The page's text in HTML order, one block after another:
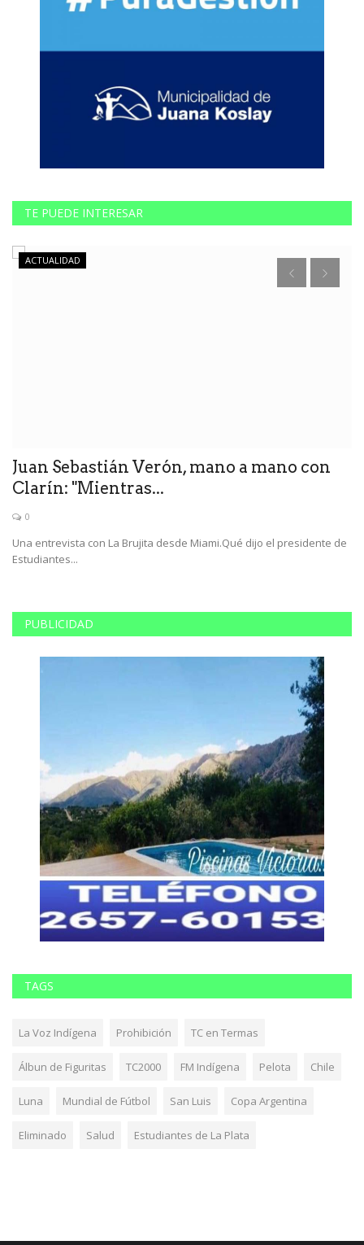
TE PUEDE INTERESAR
ACTUALIDAD
Juan Sebastián Verón, mano a mano con
Clarín: "Mientras...
0
Una entrevista con La Brujita desde Miami.Qué dijo el presidente de
Estudiantes...
PUBLICIDAD
TAGS
La Voz Indígena Prohibición TC en Termas
Álbun de Figuritas TC2000 FM Indígena Pelota Chile
Luna Mundial de Fútbol San Luis Copa Argentina
Eliminado Salud Estudiantes de La Plata